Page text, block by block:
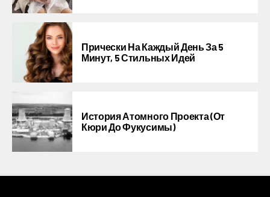
Прически На Каждый День За 5
Минут, 5 Стильных Идей
История Атомного Проекта (от
Кюри До Фукусимы)